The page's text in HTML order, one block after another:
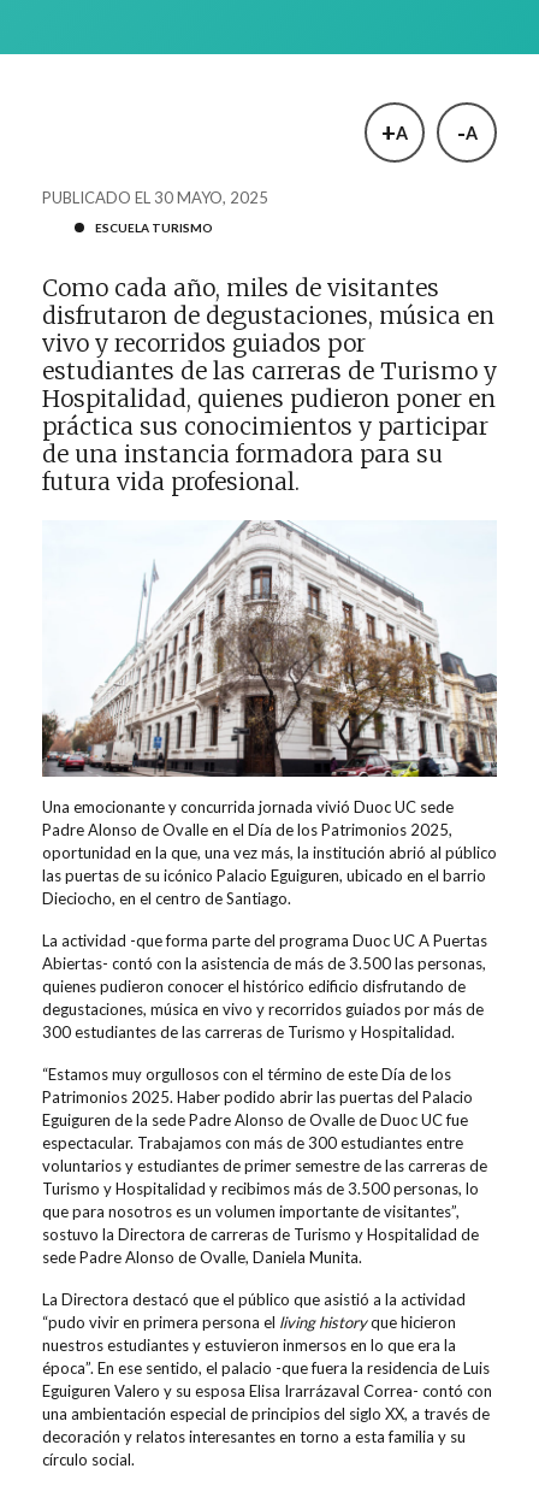
+A -A
PUBLICADO EL 30 MAYO, 2025
ESCUELA TURISMO
Como cada año, miles de visitantes
disfrutaron de degustaciones, música en
vivo y recorridos guiados por
estudiantes de las carreras de Turismo y
Hospitalidad, quienes pudieron poner en
práctica sus conocimientos y participar
de una instancia formadora para su
futura vida profesional.
Una emocionante y concurrida jornada vivió Duoc UC sede
Padre Alonso de Ovalle en el Día de los Patrimonios 2025,
oportunidad en la que, una vez más, la institución abrió al público
las puertas de su icónico Palacio Eguiguren, ubicado en el barrio
Dieciocho, en el centro de Santiago.
La actividad -que forma parte del programa Duoc UC A Puertas
Abiertas- contó con la asistencia de más de 3.500 las personas,
quienes pudieron conocer el histórico edificio disfrutando de
degustaciones, música en vivo y recorridos guiados por más de
300 estudiantes de las carreras de Turismo y Hospitalidad.
“Estamos muy orgullosos con el término de este Día de los
Patrimonios 2025. Haber podido abrir las puertas del Palacio
Eguiguren de la sede Padre Alonso de Ovalle de Duoc UC fue
espectacular. Trabajamos con más de 300 estudiantes entre
voluntarios y estudiantes de primer semestre de las carreras de
Turismo y Hospitalidad y recibimos más de 3.500 personas, lo
que para nosotros es un volumen importante de visitantes”,
sostuvo la Directora de carreras de Turismo y Hospitalidad de
sede Padre Alonso de Ovalle, Daniela Munita.
La Directora destacó que el público que asistió a la actividad
“pudo vivir en primera persona el living historyque hicieron
nuestros estudiantes y estuvieron inmersos en lo que era la
época”. En ese sentido, el palacio -que fuera la residencia de Luis
Eguiguren Valero y su esposa Elisa Irarrázaval Correa- contó con
una ambientación especial de principios del siglo XX, a través de
decoración y relatos interesantes en torno a esta familia y su
círculo social.